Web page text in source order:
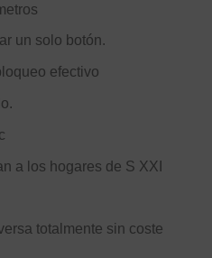
un solo botón.
efectivo
a los hogares de S XXI
totalmente sin coste